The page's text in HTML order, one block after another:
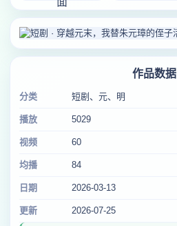
作品数据
分类 短剧、元、明
播放 5029
视频 60
均播 84
日期 2026-03-13
更新 2026-07-25